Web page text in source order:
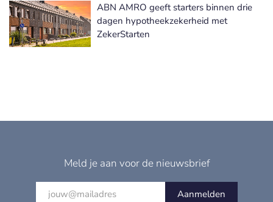
ABN AMRO geeft starters binnen drie
dagen hypotheekzekerheid met
ZekerStarten
Meld je aan voor de nieuwsbrief
Aanmelden